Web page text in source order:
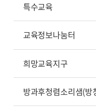
특수교육
교육정보나눔터
희망교육지구
방과후청렴소리샘(방